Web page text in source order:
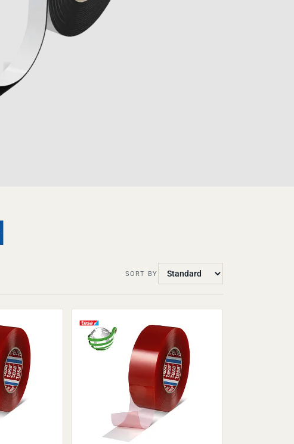
SORT BY